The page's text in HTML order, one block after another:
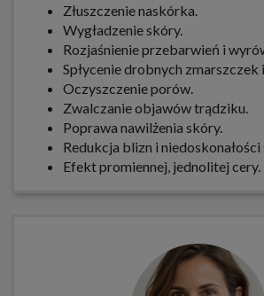
Złuszczenie naskórka.
Wygładzenie skóry.
Rozjaśnienie przebarwień i
Spłycenie drobnych
Oczyszczenie porów.
Zwalczanie objawów trądziku.
Poprawa nawilżenia skóry.
Redukcja blizn i
Efekt promiennej, jednolitej cery.